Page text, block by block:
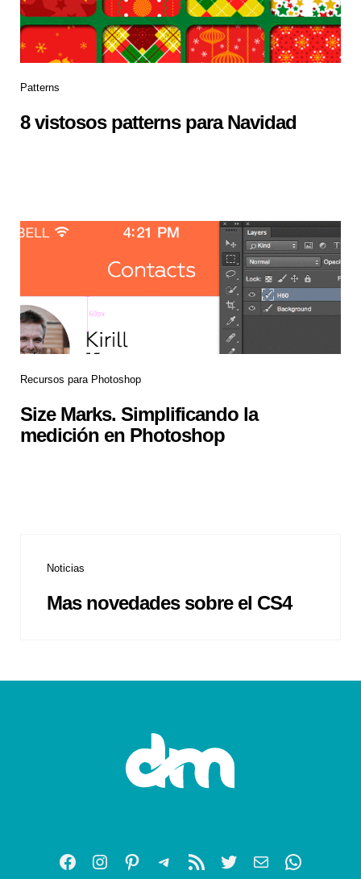
Patterns
8 vistosos patterns para Navidad
Recursos para Photoshop
Size Marks. Simplificando la
medición en Photoshop
Noticias
Mas novedades sobre el CS4